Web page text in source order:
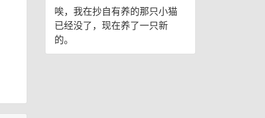
唉，我在抄自有养的那只小猫
已经没了，现在养了一只新
的。